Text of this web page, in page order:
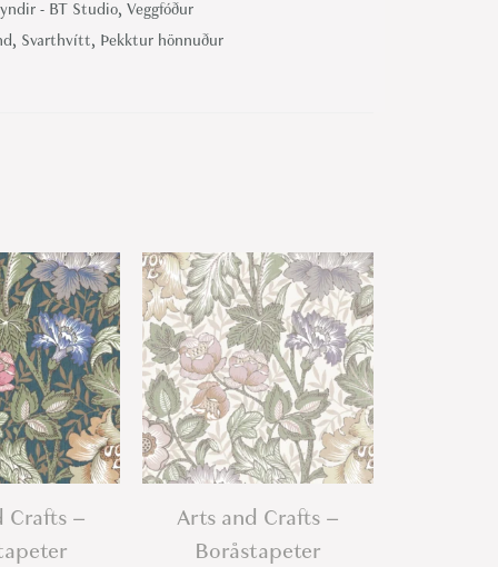
- BT Studio, Veggfóður
, Svarthvítt, Þekktur hönnuður
Crafts –
Arts and Crafts –
Boråstapeter